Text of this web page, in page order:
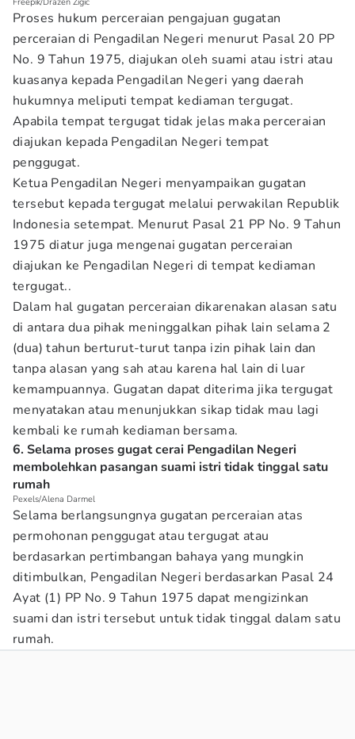
Proses hukum perceraian pengajuan gugatan
perceraian di Pengadilan Negeri menurut Pasal 20 PP
No. 9 Tahun 1975, diajukan oleh suami atau istri atau
kuasanya kepada Pengadilan Negeri yang daerah
hukumnya meliputi tempat kediaman tergugat.
Apabila tempat tergugat tidak jelas maka perceraian
diajukan kepada Pengadilan Negeri tempat
penggugat.
Ketua Pengadilan Negeri menyampaikan gugatan
tersebut kepada tergugat melalui perwakilan Republik
Indonesia setempat. Menurut Pasal 21 PP No. 9 Tahun
1975 diatur juga mengenai gugatan perceraian
diajukan ke Pengadilan Negeri di tempat kediaman
tergugat..
Dalam hal gugatan perceraian dikarenakan alasan satu
di antara dua pihak meninggalkan pihak lain selama 2
(dua) tahun berturut-turut tanpa izin pihak lain dan
tanpa alasan yang sah atau karena hal lain di luar
kemampuannya. Gugatan dapat diterima jika tergugat
menyatakan atau menunjukkan sikap tidak mau lagi
kembali ke rumah kediaman bersama.
6. Selama proses gugat cerai Pengadilan Negeri
membolehkan pasangan suami istri tidak tinggal satu
rumah
Pexels/Alena Darmel
Selama berlangsungnya gugatan perceraian atas
permohonan penggugat atau tergugat atau
berdasarkan pertimbangan bahaya yang mungkin
ditimbulkan, Pengadilan Negeri berdasarkan Pasal 24
Ayat (1) PP No. 9 Tahun 1975 dapat mengizinkan
suami dan istri tersebut untuk tidak tinggal dalam satu
rumah.